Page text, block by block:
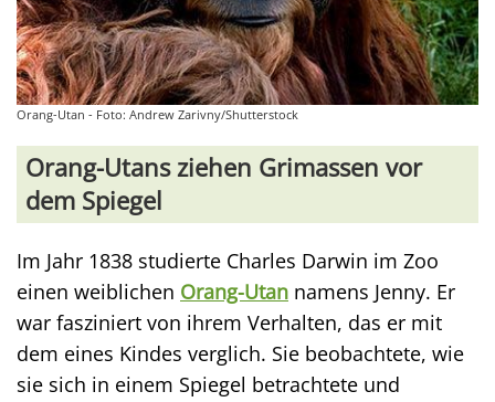
Orang-Utan - Foto: Andrew Zarivny/Shutterstock
Orang-Utans ziehen Grimassen vor
dem Spiegel
Im Jahr 1838 studierte Charles Darwin im Zoo
einen weiblichen Orang-Utan namens Jenny. Er
war fasziniert von ihrem Verhalten, das er mit
dem eines Kindes verglich. Sie beobachtete, wie
sie sich in einem Spiegel betrachtete und